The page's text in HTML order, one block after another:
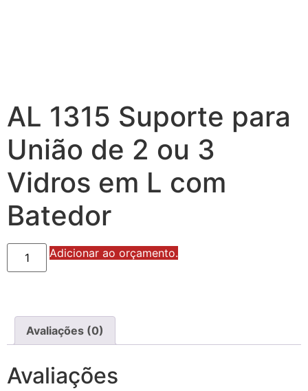
AL 1315 Suporte para
União de 2 ou 3
Vidros em L com
Batedor
AL
1315
Suporte
Vidros
L
com
Adicionar ao orçamento.
Avaliações (0)
Avaliações